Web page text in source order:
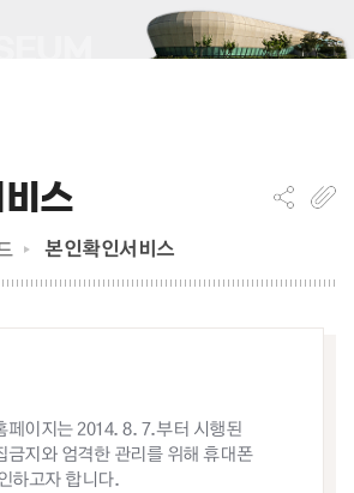
스
본인확인서비스
페이지는 2014. 8. 7.부터 시행된
금지와 엄격한 관리를 위해 휴대폰
하고자 합니다.